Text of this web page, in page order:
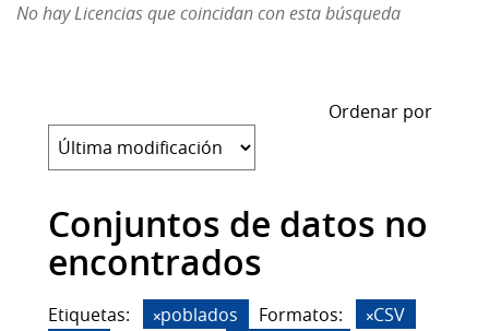
No hay Licencias que coincidan con esta búsqueda
Ordenar por
Conjuntos de datos no
encontrados
Etiquetas: poblados Formatos:
CSV